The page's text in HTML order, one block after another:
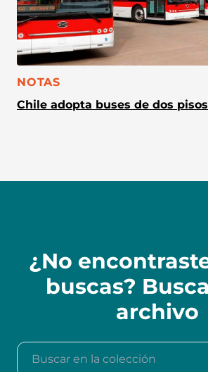
CATEGORÍA:
NOTAS
Chile adopta buses de dos pisos
¿No
buscas?
archivo
Buscar en la colección